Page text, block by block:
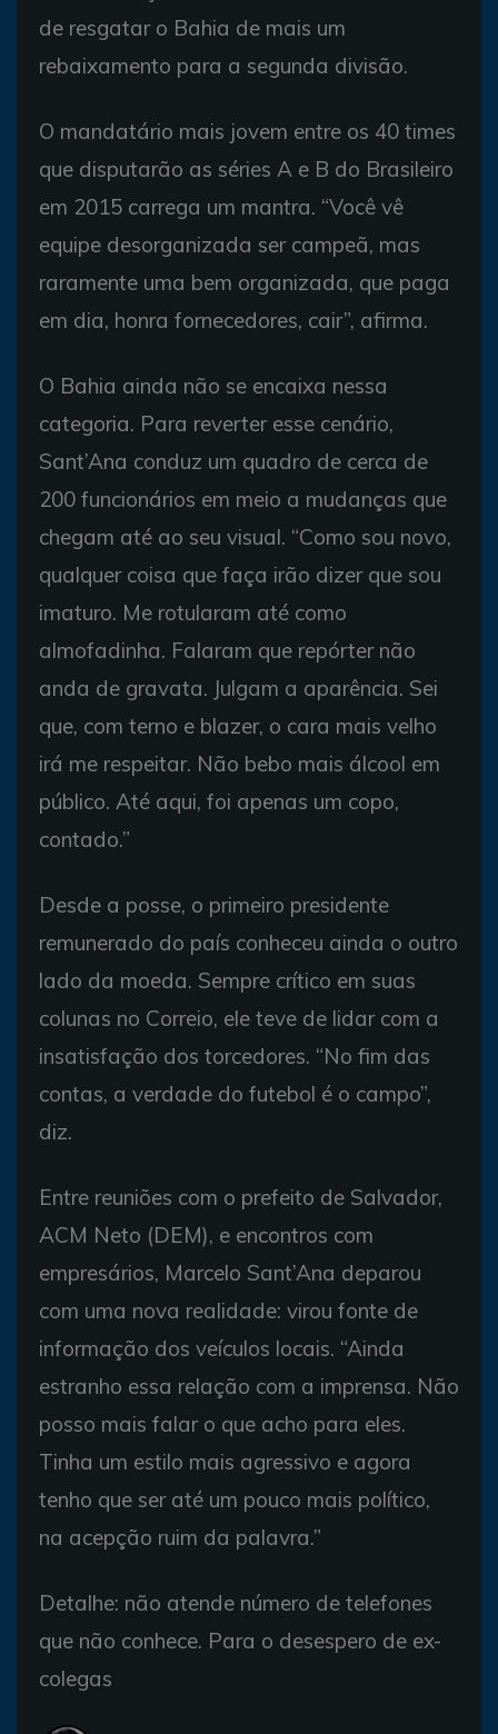
de resgatar o Bahia de mais um
rebaixamento para a segunda divisão.
O mandatário mais jovem entre os 40 times
que disputarão as séries A e B do Brasileiro
em 2015 carrega um mantra. “Você vê
equipe desorganizada ser campeã, mas
raramente uma bem organizada, que paga
em dia, honra fornecedores, cair”, afirma.
O Bahia ainda não se encaixa nessa
categoria. Para reverter esse cenário,
Sant’Ana conduz um quadro de cerca de
200 funcionários em meio a mudanças que
chegam até ao seu visual. “Como sou novo,
qualquer coisa que faça irão dizer que sou
imaturo. Me rotularam até como
almofadinha. Falaram que repórter não
anda de gravata. Julgam a aparência. Sei
que, com terno e blazer, o cara mais velho
irá me respeitar. Não bebo mais álcool em
público. Até aqui, foi apenas um copo,
contado.”
Desde a posse, o primeiro presidente
remunerado do país conheceu ainda o outro
lado da moeda. Sempre crítico em suas
colunas no Correio, ele teve de lidar com a
insatisfação dos torcedores. “No fim das
contas, a verdade do futebol é o campo”,
diz.
Entre reuniões com o prefeito de Salvador,
ACM Neto (DEM), e encontros com
empresários, Marcelo Sant’Ana deparou
com uma nova realidade: virou fonte de
informação dos veículos locais. “Ainda
estranho essa relação com a imprensa. Não
posso mais falar o que acho para eles.
Tinha um estilo mais agressivo e agora
tenho que ser até um pouco mais político,
na acepção ruim da palavra.”
Detalhe: não atende número de telefones
que não conhece. Para o desespero de ex-
colegas